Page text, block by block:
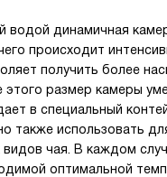
водой динамичная
происходит
получить более
этого размер камеры
в специальный
также использовать
видов чая. В каждом
оптимальной